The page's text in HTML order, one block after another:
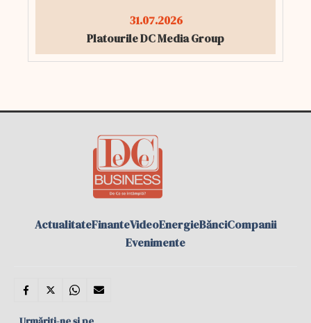
31.07.2026
Platourile DC Media Group
ActualitateFinanteVideoEnergieBănciCompanii
Evenimente